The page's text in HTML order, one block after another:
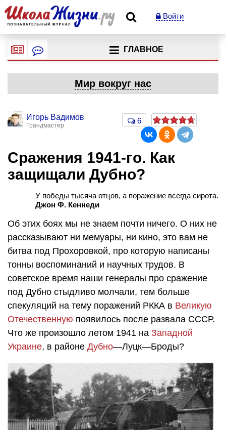
Войти
ГЛАВНОЕ
Мир вокруг нас
Игорь Вадимов
Грандмастер
6
Сражения 1941-го. Как
защищали Дубно?
У победы тысяча отцов, а поражение всегда сирота.
Джон Ф. Кеннеди
Об этих боях мы не знаем почти ничего. О них не
рассказывают ни мемуары, ни кино, это вам не
битва под Прохоровкой, про которую написаны
тонны воспоминаний и научных трудов. В
советское время наши генералы про сражение
под Дубно стыдливо молчали, тем больше
спекуляций на тему поражений РККА в Великую
Отечественную появилось после развала СССР.
Что же произошло летом 1941 на Западной
Украине, в районе Дубно—Луцк—Броды?